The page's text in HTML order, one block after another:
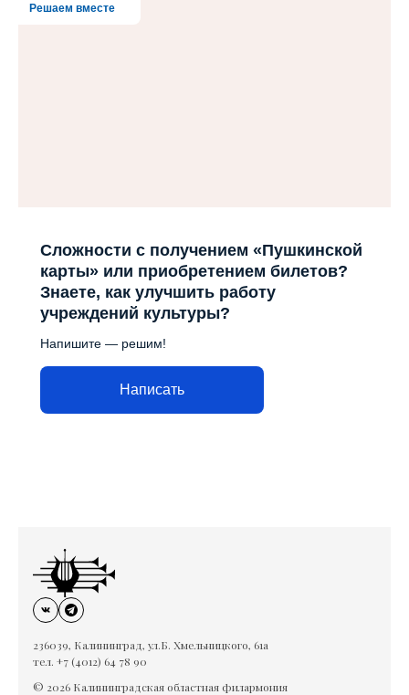
Решаем вместе
Сложности с получением «Пушкинской
карты» или приобретением билетов?
Знаете, как улучшить работу
учреждений культуры?
Напишите — решим!
Написать
236039, Калининград, ул.Б. Хмельницкого, 61а
тел. +7 (4012) 64 78 90
© 2026 Калининградская областная филармония